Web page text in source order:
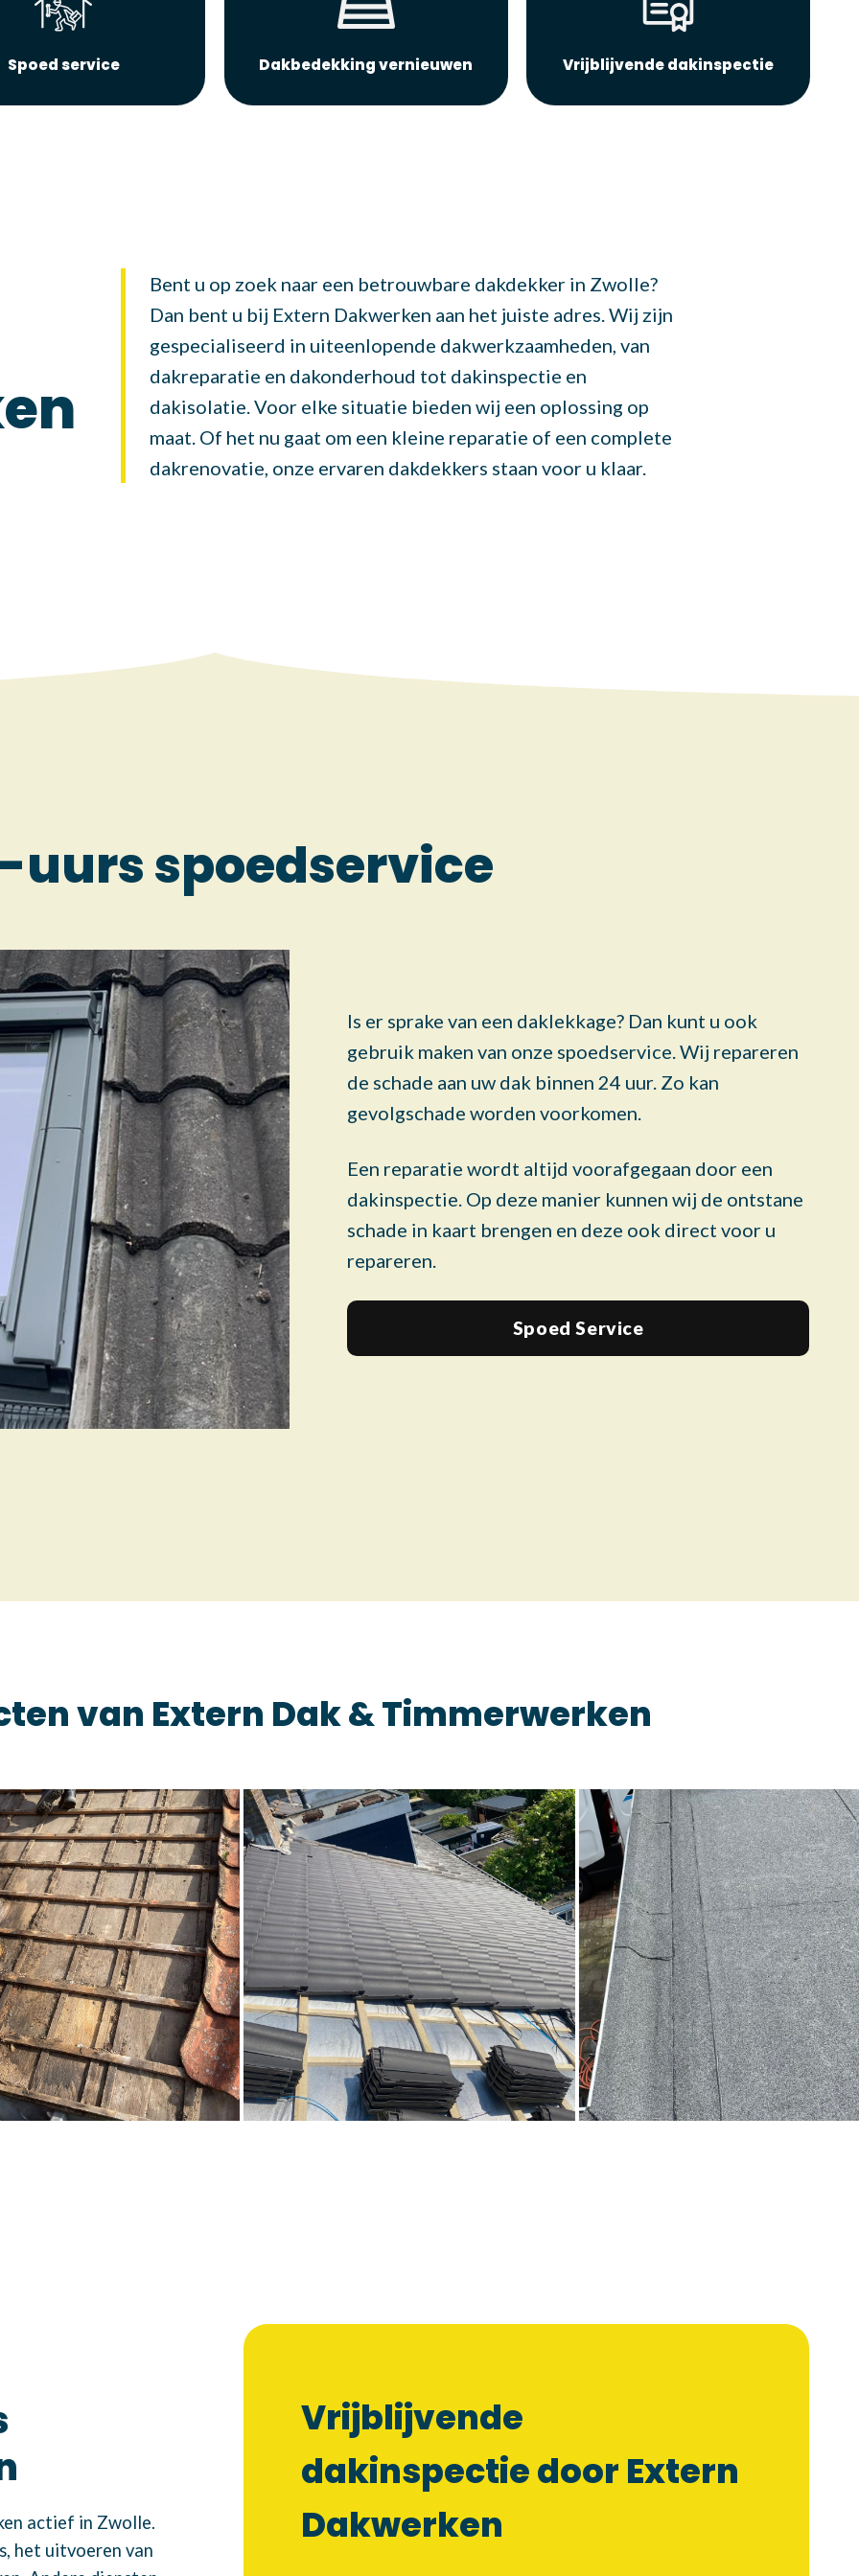
Spoed service Dakbedekking vernieuwen Vrijblijvende dakinspectie
Bent u op zoek naar een betrouwbare dakdekker in Zwolle?
Dan bent u bij Extern Dakwerken aan het juiste adres. Wij zijn
gespecialiseerd in uiteenlopende dakwerkzaamheden, van
dakreparatie en dakonderhoud tot dakinspectie en
dakisolatie. Voor elke situatie bieden wij een oplossing op
maat. Of het nu gaat om een kleine reparatie of een complete
dakrenovatie, onze ervaren dakdekkers staan voor u klaar.
uurs spoedservice
Is er sprake van een daklekkage? Dan kunt u ook
gebruik maken van onze spoedservice. Wij repareren
de schade aan uw dak binnen 24 uur. Zo kan
gevolgschade worden voorkomen.
Een reparatie wordt altijd voorafgegaan door een
dakinspectie. Op deze manier kunnen wij de ontstane
schade in kaart brengen en deze ook direct voor u
repareren.
Spoed Service
van Extern Dak & Timmerwerken
actief in Zwolle.
het uitvoeren van
Vrijblijvende
dakinspectie door Extern
Dakwerken